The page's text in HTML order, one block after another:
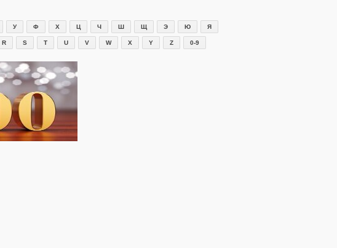
У Ф Х Ц Ч Ш Щ Э Ю Я
R S T U V W X Y Z 0-9